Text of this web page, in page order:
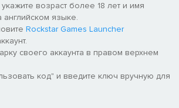
возраст более 18 лет и имя
английском языке.
Rockstar Games Launcher
своего аккаунта в правом верхнем
код" и введите ключ вручную для